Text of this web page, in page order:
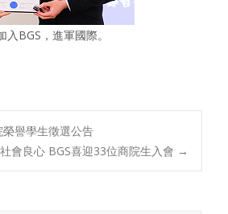
BGS，進軍國際。
譽學生徵選公告
會良心 BGS喜迎33位商院生入會 →